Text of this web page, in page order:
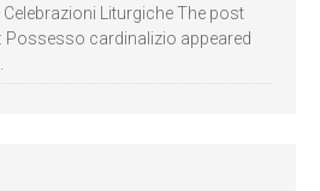
Celebrazioni Liturgiche The post
Possesso cardinalizio appeared